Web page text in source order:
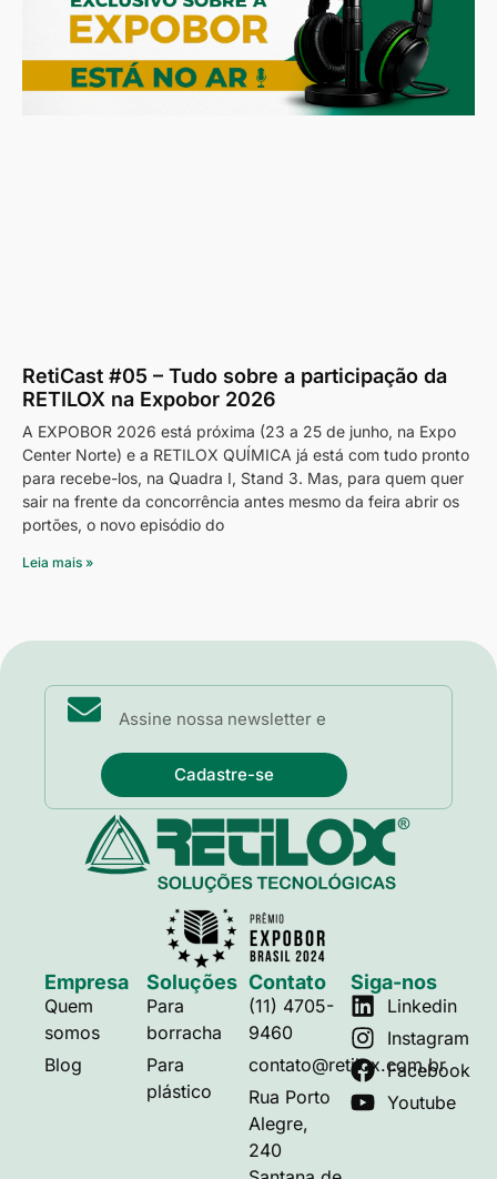
RetiCast #05 – Tudo sobre a participação da
RETILOX na Expobor 2026
A EXPOBOR 2026 está próxima (23 a 25 de junho, na Expo
Center Norte) e a RETILOX QUÍMICA já está com tudo pronto
para recebe-los, na Quadra I, Stand 3. Mas, para quem quer
sair na frente da concorrência antes mesmo da feira abrir os
portões, o novo episódio do
Leia mais »
Cadastre-se
Empresa
Quem
somos
Blog
Soluções
Para
borracha
Para
plástico
Contato
(11) 4705-
9460
contato@retilox.com.br
Rua Porto
Alegre,
240
Siga-nos
Linkedin
Instagram
Facebook
Youtube